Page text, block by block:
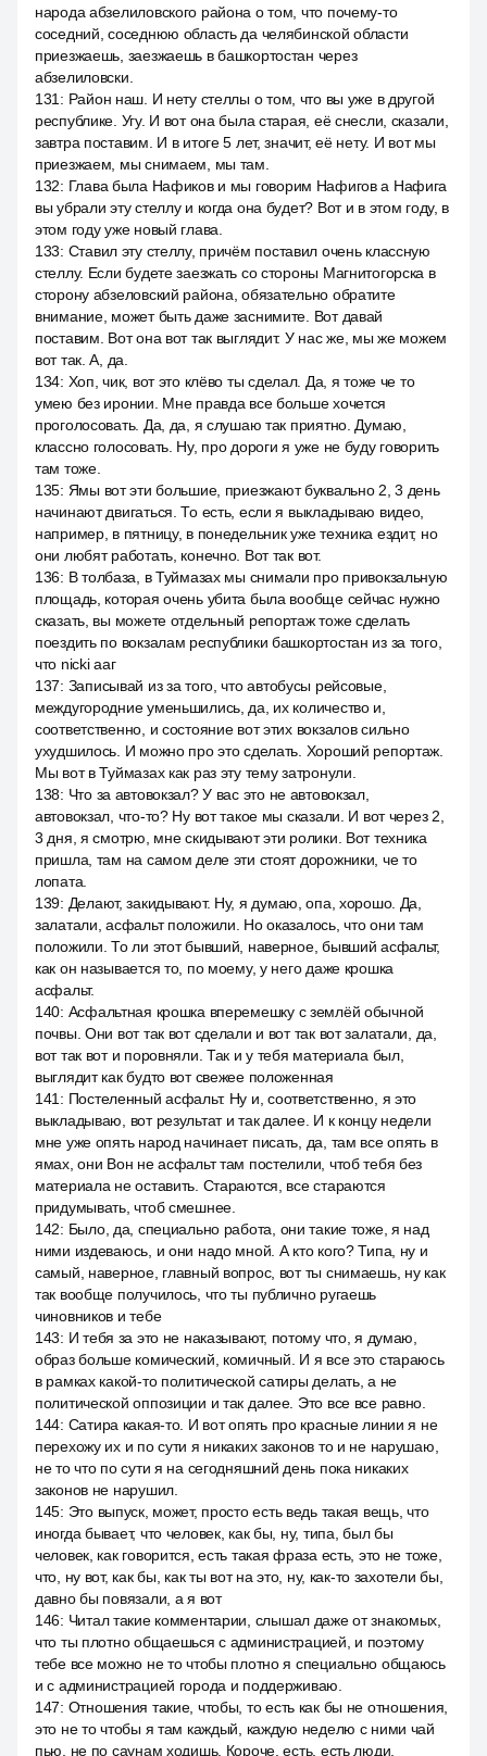
народа абзелиловского района о том, что почему-то
соседний, соседнюю область да челябинской области
приезжаешь, заезжаешь в башкортостан через
абзелиловски.
131 : Район наш. И нету стеллы о том, что вы уже в другой
республике. Угу. И вот она была старая, её снесли, сказали,
завтра поставим. И в итоге 5 лет, значит, её нету. И вот мы
приезжаем, мы снимаем, мы там.
132: Глава была Нафиков и мы говорим Нафигов а Нафига
вы убрали эту стеллу и когда она будет? Вот и в этом году, в
этом году уже новый глава.
133: Ставил эту стеллу, причём поставил очень классную
стеллу. Если будете заезжать со стороны Магнитогорска в
сторону абзеловский района, обязательно обратите
внимание, может быть даже заснимите. Вот давай
поставим. Вот она вот так выглядит. У нас же, мы же можем
вот так. А, да.
134: Хоп, чик, вот это клёво ты сделал. Да, я тоже че то
умею без иронии. Мне правда все больше хочется
проголосовать. Да, да, я слушаю так приятно. Думаю,
классно голосовать. Ну, про дороги я уже не буду говорить
там тоже.
135: Ямы вот эти большие, приезжают буквально 2, 3 день
начинают двигаться. То есть, если я выкладываю видео,
например, в пятницу, в понедельник уже техника ездит, но
они любят работать, конечно. Вот так вот.
136: В толбаза, в Туймазах мы снимали про привокзальную
площадь, которая очень убита была вообще сейчас нужно
сказать, вы можете отдельный репортаж тоже сделать
поездить по вокзалам республики башкортостан из за того,
что nicki ааг
137: Записывай из за того, что автобусы рейсовые,
междугородние уменьшились, да, их количество и,
соответственно, и состояние вот этих вокзалов сильно
ухудшилось. И можно про это сделать. Хороший репортаж.
Мы вот в Туймазах как раз эту тему затронули.
138: Что за автовокзал? У вас это не автовокзал,
автовокзал, что-то? Ну вот такое мы сказали. И вот через 2,
3 дня, я смотрю, мне скидывают эти ролики. Вот техника
пришла, там на самом деле эти стоят дорожники, че то
лопата.
139: Делают, закидывают. Ну, я думаю, опа, хорошо. Да,
залатали, асфальт положили. Но оказалось, что они там
положили. То ли этот бывший, наверное, бывший асфальт,
как он называется то, по моему, у него даже крошка
асфальт.
140: Асфальтная крошка вперемешку с землёй обычной
почвы. Они вот так вот сделали и вот так вот залатали, да,
вот так вот и поровняли. Так и у тебя материала был,
выглядит как будто вот свежее положенная
141 : Постеленный асфальт. Ну и, соответственно, я это
выкладываю, вот результат и так далее. И к концу недели
мне уже опять народ начинает писать, да, там все опять в
ямах, они Вон не асфальт там постелили, чтоб тебя без
материала не оставить. Стараются, все стараются
придумывать, чтоб смешнее.
142: Было, да, специально работа, они такие тоже, я над
ними издеваюсь, и они надо мной. А кто кого? Типа, ну и
самый, наверное, главный вопрос, вот ты снимаешь, ну как
так вообще получилось, что ты публично ругаешь
чиновников и тебе
143: И тебя за это не наказывают, потому что, я думаю,
образ больше комический, комичный. И я все это стараюсь
в рамках какой-то политической сатиры делать, а не
политической оппозиции и так далее. Это все все равно.
144: Сатира какая-то. И вот опять про красные линии я не
перехожу их и по сути я никаких законов то и не нарушаю,
не то что по сути я на сегодняшний день пока никаких
законов не нарушил.
145: Это выпуск, может, просто есть ведь такая вещь, что
иногда бывает, что человек, как бы, ну, типа, был бы
человек, как говорится, есть такая фраза есть, это не тоже,
что, ну вот, как бы, как ты вот на это, ну, как-то захотели бы,
давно бы повязали, а я вот
146: Читал такие комментарии, слышал даже от знакомых,
что ты плотно общаешься с администрацией, и поэтому
тебе все можно не то чтобы плотно я специально общаюсь
и с администрацией города и поддерживаю.
147: Отношения такие, чтобы, то есть как бы не отношения,
это не то чтобы я там каждый, каждую неделю с ними чай
пью, не по саунам ходишь. Короче, есть, есть люди,